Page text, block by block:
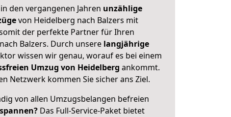
den vergangenen Jahren unzählige
von Heidelberg nach Balzers mit
der perfekte Partner für Ihren
Balzers. Durch unsere langjährige
wissen wir genau, worauf es bei einem
Umzug von Heidelberg ankommt.
Netzwerk kommen Sie sicher ans Ziel.
von allen Umzugsbelangen befreien
Das Full-Service-Paket bietet